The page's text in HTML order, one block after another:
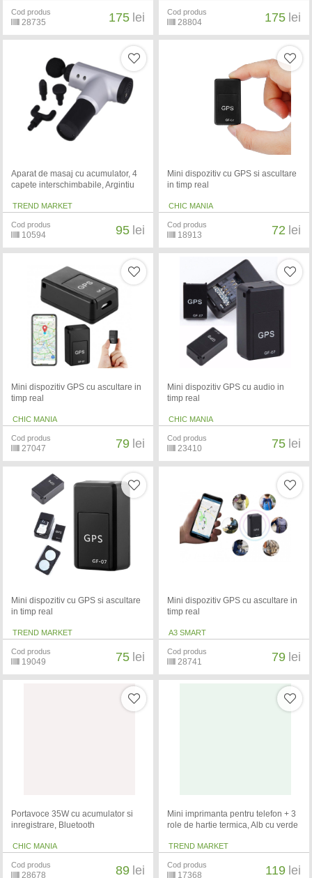
Cod produs
28735 175 lei Cod produs
28804 175 lei
Aparat de masaj cu acumulator, 4
capete interschimbabile, Argintiu
TREND MARKET
Cod produs
10594 95 lei
Mini dispozitiv cu GPS si ascultare
in timp real
CHIC MANIA
Cod produs
18913 72 lei
Mini dispozitiv GPS cu ascultare in
timp real
CHIC MANIA
Cod produs
27047 79 lei
Mini dispozitiv GPS cu audio in
timp real
CHIC MANIA
Cod produs
23410 75 lei
Mini dispozitiv cu GPS si ascultare
in timp real
TREND MARKET
Cod produs
19049 75 lei
Mini dispozitiv GPS cu ascultare in
timp real
A3 SMART
Cod produs
28741 79 lei
Portavoce 35W cu acumulator si
inregistrare, Bluetooth
CHIC MANIA
Cod produs
28678 89 lei
Mini imprimanta pentru telefon + 3
role de hartie termica, Alb cu verde
TREND MARKET
Cod produs
17368 119 lei